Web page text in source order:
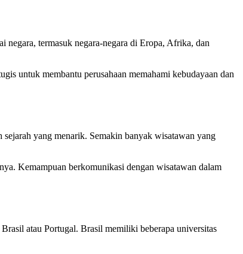
negara, termasuk negara-negara di Eropa, Afrika, dan
untuk membantu perusahaan memahami kebudayaan dan
yang menarik. Semakin banyak wisatawan yang
Kemampuan berkomunikasi dengan wisatawan dalam
atau Portugal. Brasil memiliki beberapa universitas